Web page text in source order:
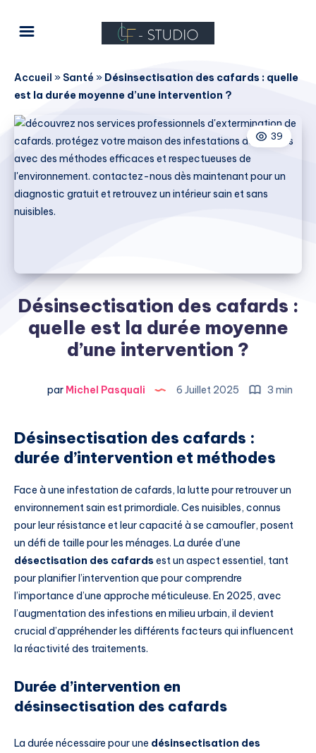
Accueil » Santé » Désinsectisation des cafards : quelle
est la durée moyenne d’une intervention ?
39
Désinsectisation des cafards :
quelle est la durée moyenne
d’une intervention ?
parMichel Pasquali 6 Juillet 2025 3 min
Désinsectisation des cafards :
durée d’intervention et méthodes
Face à une infestation de cafards, la lutte pour retrouver un
environnement sain est primordiale. Ces nuisibles, connus
pour leur résistance et leur capacité à se camoufler, posent
un défi de taille pour les ménages. La durée d’une
désectisation des cafards est un aspect essentiel, tant
pour planifier l’intervention que pour comprendre
l’importance d’une approche méticuleuse. En 2025, avec
l’augmentation des infestions en milieu urbain, il devient
crucial d’appréhender les différents facteurs qui influencent
la réactivité des traitements.
Durée d’intervention en
désinsectisation des cafards
La durée nécessaire pour une désinsectisation des